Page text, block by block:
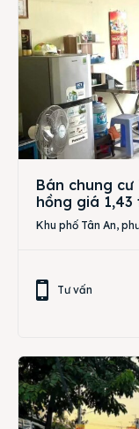
Bán chung cư
hồng giá 1,43
Khu phố Tân An,
Tư vấn